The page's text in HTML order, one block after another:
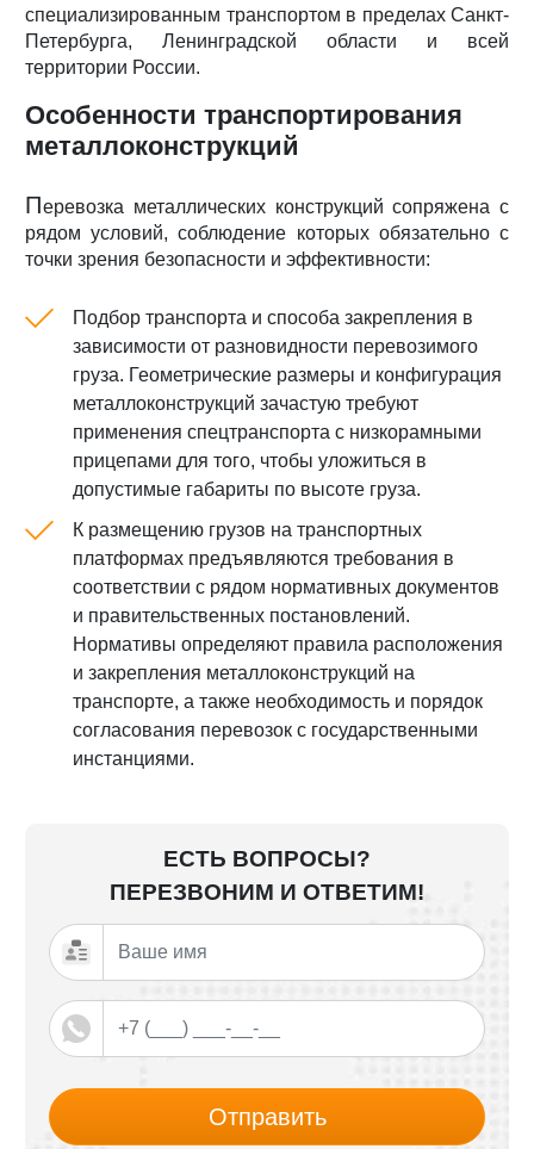
специализированным транспортом в пределах Санкт-
Петербурга, Ленинградской области и всей
территории России.
Особенности транспортирования
металлоконструкций
Перевозка металлических конструкций сопряжена с
рядом условий, соблюдение которых обязательно с
точки зрения безопасности и эффективности:
Подбор транспорта и способа закрепления в
зависимости от разновидности перевозимого
груза. Геометрические размеры и конфигурация
металлоконструкций зачастую требуют
применения спецтранспорта с низкорамными
прицепами для того, чтобы уложиться в
допустимые габариты по высоте груза.
К размещению грузов на транспортных
платформах предъявляются требования в
соответствии с рядом нормативных документов
и правительственных постановлений.
Нормативы определяют правила расположения
и закрепления металлоконструкций на
транспорте, а также необходимость и порядок
согласования перевозок с государственными
инстанциями.
ЕСТЬ ВОПРОСЫ?
ПЕРЕЗВОНИМ И ОТВЕТИМ!
Отправить